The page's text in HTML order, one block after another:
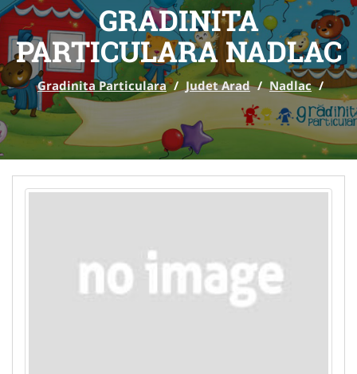
GRADINITA
PARTICULARA NADLAC
Gradinita Particulara / Judet Arad / Nadlac /